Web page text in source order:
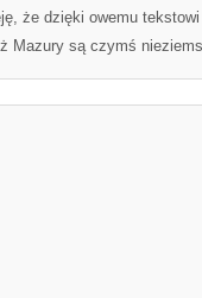
że dzięki owemu
Mazury są czymś